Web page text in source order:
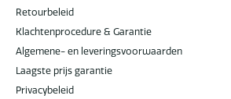
Retourbeleid
Klachtenprocedure & Garantie
Algemene- en leveringsvoorwaarden
Laagste prijs garantie
Privacybeleid